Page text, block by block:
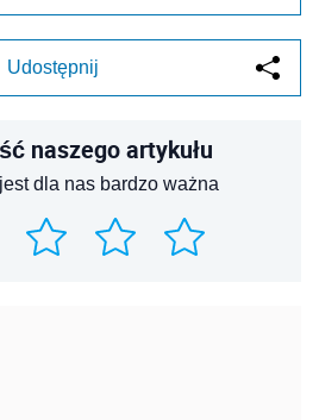
Udostępnij
naszego artykułu
dla nas bardzo ważna